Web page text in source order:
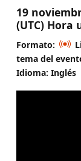
19
(UTC) Hora
Formato:
tema del
Idioma: Inglés